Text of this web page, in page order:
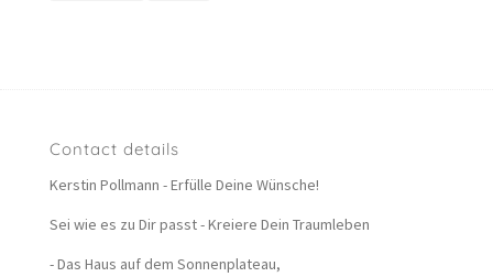
Contact details
Kerstin Pollmann - Erfülle Deine Wünsche!
Sei wie es zu Dir passt - Kreiere Dein Traumleben
- Das Haus auf dem Sonnenplateau,